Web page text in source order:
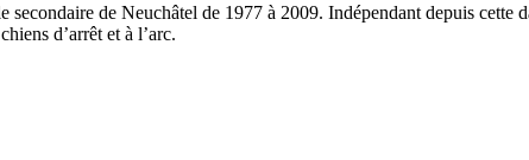
de Neuchâtel de 1977 à 2009. Indépendant depuis cette
d’arrêt et à l’arc.